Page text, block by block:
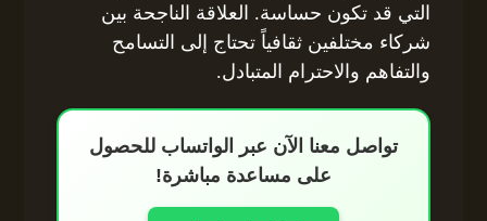
التي قد تكون حساسة. العلاقة الناجحة بين
شركاء مختلفين ثقافياً تحتاج إلى التسامح
والتفاهم والاحترام المتبادل.
تواصل معنا الآن عبر الواتساب للحصول
على مساعدة مباشرة!